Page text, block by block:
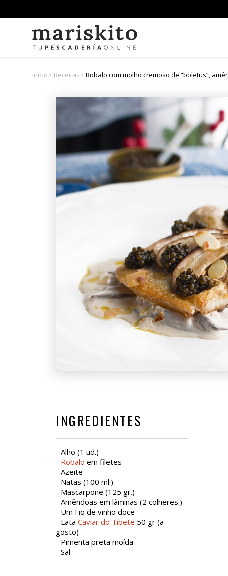
Início Receitas Robalo com molho cremoso de “boletus”,
INGREDIENTES
- Alho (1 ud.)
- Robalo em filetes
- Azeite
- Natas (100 ml.)
- Mascarpone (125 gr.)
- Amêndoas em lâminas (2 colheres.)
- Um Fio de vinho doce
- Lata Caviar do Tibete 50 gr (a
gosto)
- Pimenta preta moída
- Sal